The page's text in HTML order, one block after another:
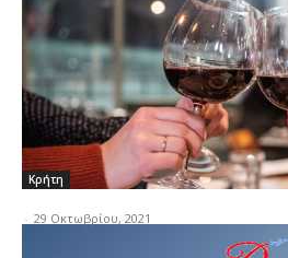
Κρήτη
- 29 Οκτωβρίου, 2021